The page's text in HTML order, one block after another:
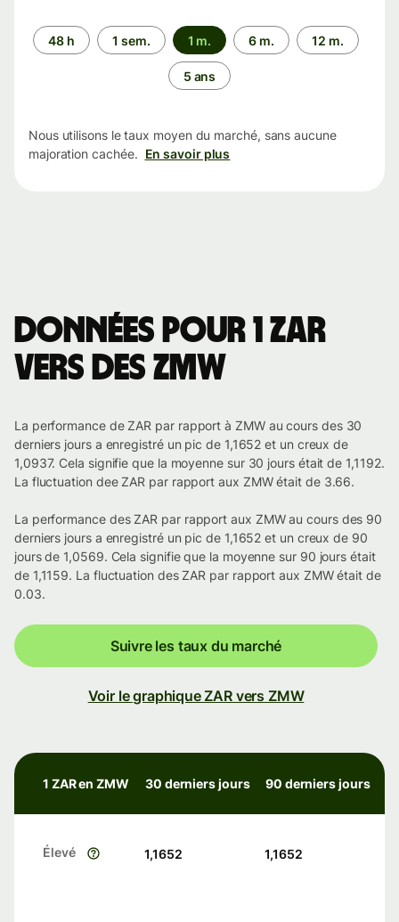
Période
48 h 1 sem. 1 m. 6 m. 12 m.
5 ans
Nous utilisons le taux moyen du marché, sans aucune
majoration cachée. En savoir plus
Données pour 1 ZAR
vers des ZMW
La performance de ZAR par rapport à ZMW au cours des 30
derniers jours a enregistré un pic de 1,1652 et un creux de
1,0937. Cela signifie que la moyenne sur 30 jours était de 1,1192.
La fluctuation dee ZAR par rapport aux ZMW était de 3.66.
La performance des ZAR par rapport aux ZMW au cours des 90
derniers jours a enregistré un pic de 1,1652 et un creux de 90
jours de 1,0569. Cela signifie que la moyenne sur 90 jours était
de 1,1159. La fluctuation des ZAR par rapport aux ZMW était de
0.03.
Suivre les taux du marché
Voir le graphique ZAR vers ZMW
1 ZAR en ZMW 30 derniers jours 90 derniers jours
Élevé 1,1652 1,1652